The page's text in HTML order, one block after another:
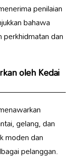
penilaian
bahawa
perkhidmatan dan
olehKedai
gelang, dan
moden dan
pelanggan.